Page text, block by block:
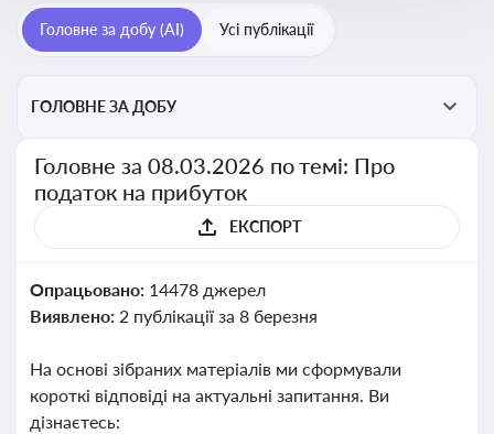
звітність для бізнесу, бухгалтерів і юристів
Головне за добу (AI) Усі публікації
ГОЛОВНЕ ЗА ДОБУ
Головне за 08.03.2026 по темі: Про
податок на прибуток
ЕКСПОРТ
Опрацьовано: 14478 джерел
Виявлено: 2 публікації за 8 березня
На основі зібраних матеріалів ми сформували
короткі відповіді на актуальні запитання. Ви
дізнаєтесь: